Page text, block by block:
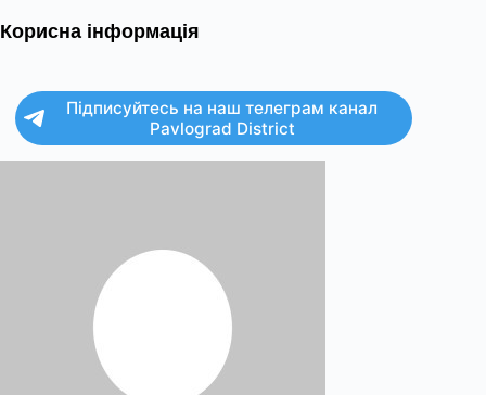
Корисна інформація
Підписуйтесь на наш телеграм канал
Pavlograd District